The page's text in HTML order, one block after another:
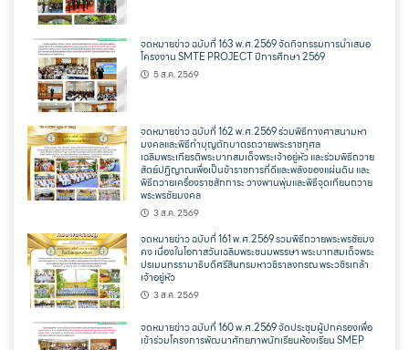
จดหมายข่าว ฉบับที่ 163 พ.ศ.2569 จัดกิจกรรมการนำเสนอ
โครงงาน SMTE PROJECT ปีการศึกษา 2569
5 ส.ค. 2569
จดหมายข่าว ฉบับที่ 162 พ.ศ.2569 ร่วมพิธีทางศาสนามหา
มงคลและพิธีทำบุญตักบาตรถวายพระราชกุศล
เฉลิมพระเกียรติพระบาทสมเด็จพระเจ้าอยู่หัว และร่วมพิธีถวาย
สัตย์ปฏิญาณเพื่อเป็นข้าราชการที่ดีและพลังของแผ่นดิน และ
พิธีถวายเครื่องราชสักการะ วางพานพุ่มและพิธีจุดเทียนถวาย
พระพรชัยมงคล
3 ส.ค. 2569
จดหมายข่าว ฉบับที่ 161 พ.ศ.2569 รวมพิธีถวายพระพรชัยมง
คง เนื่องในโอกาสวันเฉลิมพระชนมพรรษา พระบาทสมเด็จพระ
ปรเมนทรรามาธิบดีศรีสินทรมหาวชิราลงกรณ พระวชิรเกล้า
เจ้าอยู่หัว
3 ส.ค. 2569
จดหมายข่าว ฉบับที่ 160 พ.ศ.2569 จัดประชุมผู้ปกครองเพื่อ
เข้าร่วมโครงการพัฒนาศักยภาพนักเรียนห้องเรียน SMEP